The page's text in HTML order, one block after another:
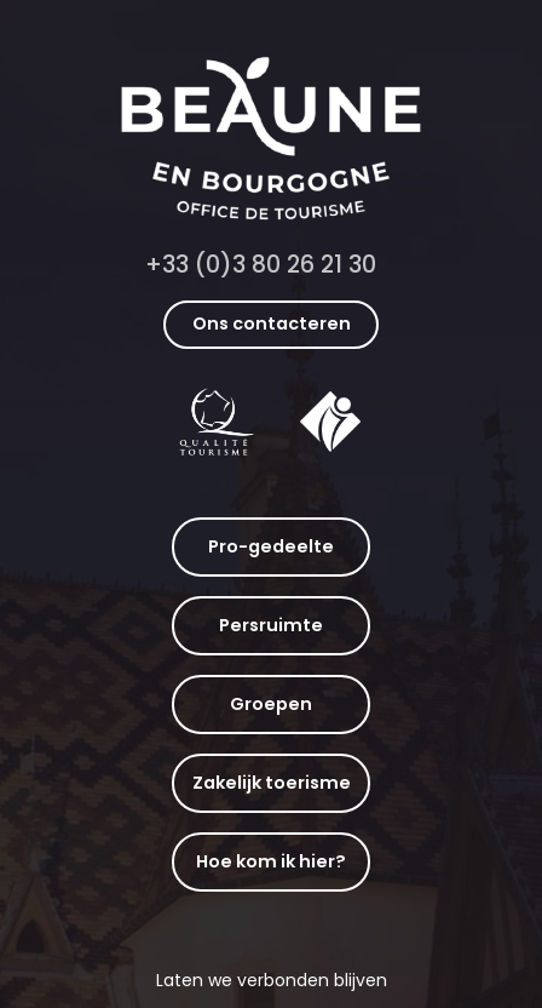
+33 (0)3 80 26 21 30
Ons contacteren
Pro-gedeelte
Persruimte
Groepen
Zakelijk toerisme
Hoe kom ik hier?
Laten we verbonden blijven